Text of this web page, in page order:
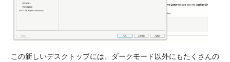
この新しいデスクトップには、ダークモード以外にもたくさんの